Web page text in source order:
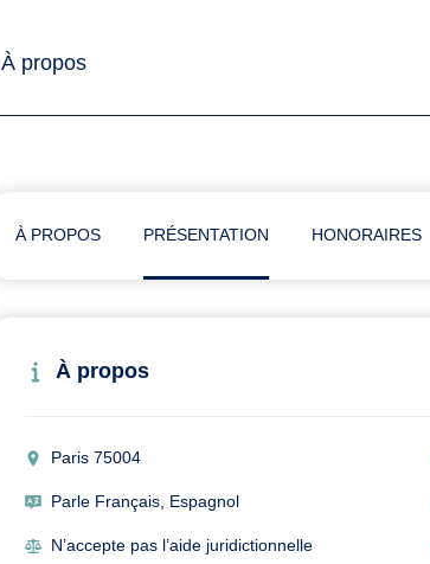
À propos
À PROPOS PRÉSENTATION HONORAIRES
À propos
Paris 75004
Parle Français, Espagnol
N’accepte pas l’aide juridictionnelle